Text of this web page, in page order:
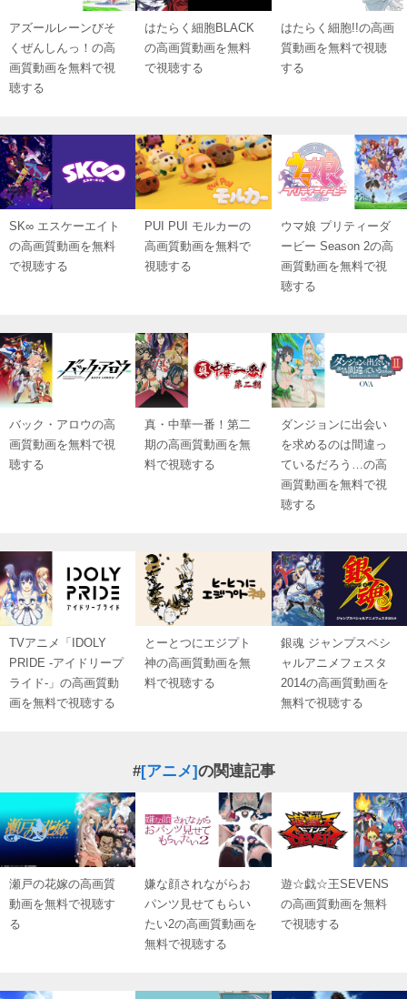
アズールレーンびそ
くぜんしんっ！の高
画質動画を無料で視
聴する
はたらく細胞BLACK
の高画質動画を無料
で視聴する
はたらく細胞!!の高画
質動画を無料で視聴
する
SK∞ エスケーエイト
の高画質動画を無料
で視聴する
PUI PUI モルカーの
高画質動画を無料で
視聴する
ウマ娘 プリティーダ
ービー Season 2の高
画質動画を無料で視
聴する
バック・アロウの高
画質動画を無料で視
聴する
真・中華一番！第二
期の高画質動画を無
料で視聴する
ダンジョンに出会い
を求めるのは間違っ
ているだろう…の高
画質動画を無料で視
聴する
TVアニメ「IDOLY
PRIDE -アイドリープ
ライド-」の高画質動
画を無料で視聴する
とーとつにエジプト
神の高画質動画を無
料で視聴する
銀魂 ジャンプスペシ
ャルアニメフェスタ
2014の高画質動画を
無料で視聴する
#[アニメ]の関連記事
瀬戸の花嫁の高画質
動画を無料で視聴す
る
嫌な顔されながらお
パンツ見せてもらい
たい2の高画質動画を
無料で視聴する
遊☆戯☆王SEVENS
の高画質動画を無料
で視聴する